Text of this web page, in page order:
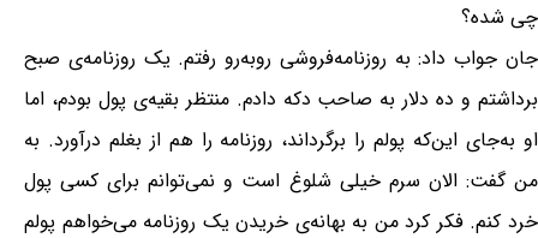
چی شده؟
جان جواب داد: به روزنامه‌فروشی روبه‌رو رفتم. یک روزنامه‌ی صبح
برداشتم و ده دلار به صاحب دکه دادم. منتظر بقیه‌ی پول بودم، اما
او به‌جای این‌که پولم را برگرداند، روزنامه را هم از بغلم درآورد. به
من گفت: الان سرم خیلی شلوغ است و نمی‌توانم برای کسی پول
خرد کنم. فکر کرد من به بهانه‌ی خریدن یک روزنامه می‌خواهم پولم